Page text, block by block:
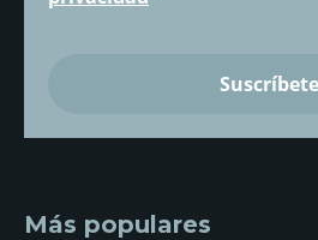
Más populares